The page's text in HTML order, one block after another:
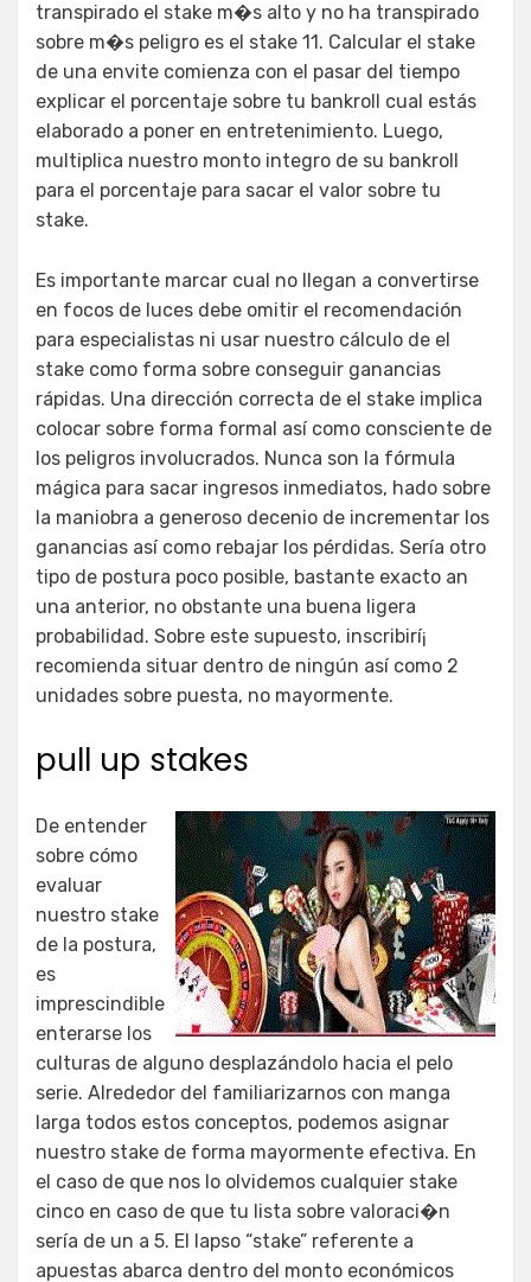
transpirado el stake m�s alto y no ha transpirado
sobre m�s peligro es el stake 11. Calcular el stake
de una envite comienza con el pasar del tiempo
explicar el porcentaje sobre tu bankroll cual estás
elaborado a poner en entretenimiento. Luego,
multiplica nuestro monto integro de su bankroll
para el porcentaje para sacar el valor sobre tu
stake.
Es importante marcar cual no llegan a convertirse
en focos de luces debe omitir el recomendación
para especialistas ni usar nuestro cálculo de el
stake como forma sobre conseguir ganancias
rápidas. Una dirección correcta de el stake implica
colocar sobre forma formal así­ como consciente de
los peligros involucrados. Nunca son la fórmula
mágica para sacar ingresos inmediatos, hado sobre
la maniobra a generoso decenio de incrementar los
ganancias así­ como rebajar los pérdidas. Serí­a otro
tipo de postura poco posible, bastante exacto an
una anterior, no obstante una buena ligera
probabilidad. Sobre este supuesto, inscribirí¡
recomienda situar dentro de ningún así­ como 2
unidades sobre puesta, no mayormente.
pull up stakes
De entender
sobre cómo
evaluar
nuestro stake
de la postura,
es
imprescindible
enterarse los
culturas de alguno desplazándolo hacia el pelo
serie. Alrededor del familiarizarnos con manga
larga todos estos conceptos, podemos asignar
nuestro stake de forma mayormente efectiva. En
el caso de que nos lo olvidemos cualquier stake
cinco en caso de que tu lista sobre valoraci�n
serí­a de un a 5. El lapso “stake” referente a
apuestas abarca dentro del monto económicos